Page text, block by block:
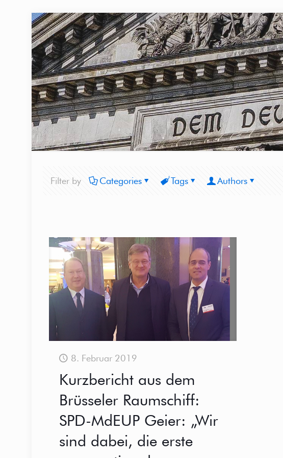
Filter by Categories Tags Authors
8. Februar 2019
Kurzbericht aus dem
Brüsseler Raumschiff:
SPD-MdEUP Geier: „Wir
sind dabei, die erste